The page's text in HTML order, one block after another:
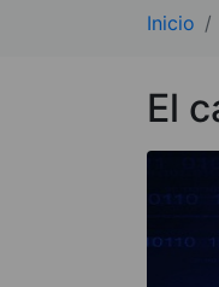
Inicio
El